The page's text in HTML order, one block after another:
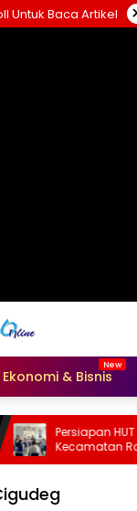
Untuk Baca Artikel
Ekonomi & Bisnis
Persiapan HUT RI
Kecamatan
di Desa